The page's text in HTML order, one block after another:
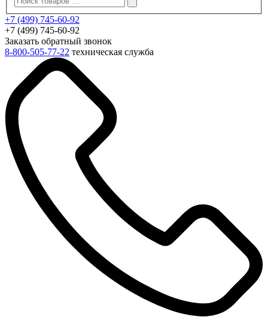
+7 (499) 745-60-92
+7 (499) 745-60-92
Заказать обратный звонок
8-800-505-77-22 техническая служба